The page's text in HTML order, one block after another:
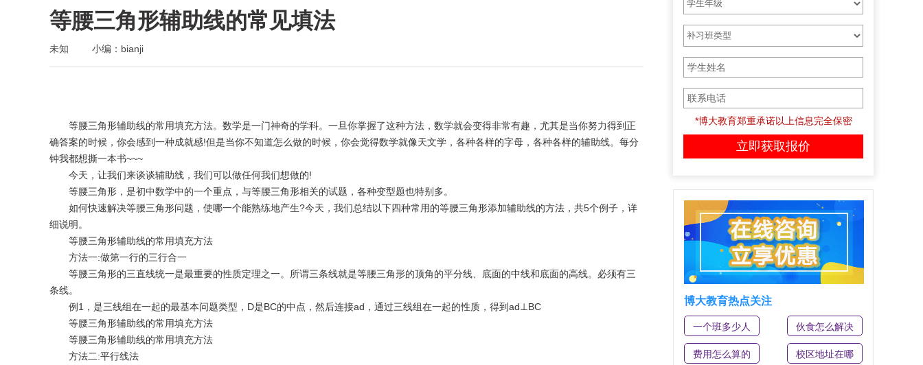
等腰三角形辅助线的常见填法
未知 小编：bianji
等腰三角形辅助线的常用填充方法。数学是一门神奇的学科。一旦你掌握了这种方法，数学就会变得非常有趣，尤其是当你努力得到正
确答案的时候，你会感到一种成就感!但是当你不知道怎么做的时候，你会觉得数学就像天文学，各种各样的字母，各种各样的辅助线。每分
钟我都想撕一本书~~~
今天，让我们来谈谈辅助线，我们可以做任何我们想做的!
等腰三角形，是初中数学中的一个重点，与等腰三角形相关的试题，各种变型题也特别多。
如何快速解决等腰三角形问题，使哪一个能熟练地产生?今天，我们总结以下四种常用的等腰三角形添加辅助线的方法，共5个例子，详
细说明。
等腰三角形辅助线的常用填充方法
方法一:做第一行的三行合一
等腰三角形的三直线统一是最重要的性质定理之一。所谓三条线就是等腰三角形的顶角的平分线、底面的中线和底面的高线。必须有三
条线。
例1，是三线组在一起的最基本问题类型，D是BC的中点，然后连接ad，通过三线组在一起的性质，得到ad⊥BC
等腰三角形辅助线的常用填充方法
等腰三角形辅助线的常用填充方法
方法二:平行线法
*博大教育郑重承诺以上信息完全保密
博大教育热点关注
一个班多少人 伙食怎么解决
费用怎么算的 校区地址在哪
初三物理热和能知识点总